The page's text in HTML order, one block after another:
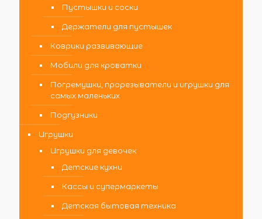
Пустышки и соски
Держатели для пустышек
Коврики развивающие
Мобили для кроватки
Погремушки, прорезыватели и игрушки для
самых маленьких
Подгузники
Игрушки
Игрушки для девочек
Детские кухни
Кассы и супермаркеты
Детская бытовая техника